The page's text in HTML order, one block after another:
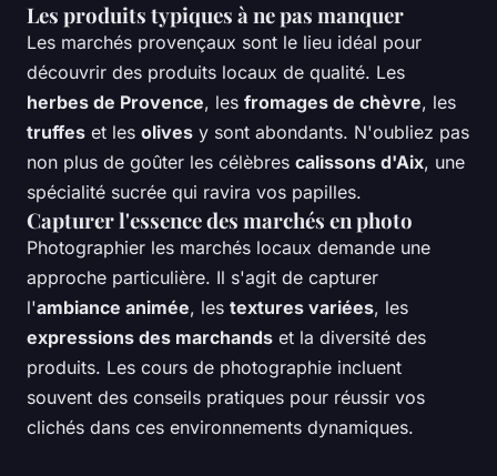
Les produits typiques à ne pas manquer
Les marchés provençaux sont le lieu idéal pour
découvrir des produits locaux de qualité. Les
herbes de Provence, les fromages de chèvre, les
truffes et les olives y sont abondants. N'oubliez pas
non plus de goûter les célèbres calissons d'Aix, une
spécialité sucrée qui ravira vos papilles.
Capturer l'essence des marchés en photo
Photographier les marchés locaux demande une
approche particulière. Il s'agit de capturer
l'ambiance animée, les textures variées, les
expressions des marchands et la diversité des
produits. Les cours de photographie incluent
souvent des conseils pratiques pour réussir vos
clichés dans ces environnements dynamiques.